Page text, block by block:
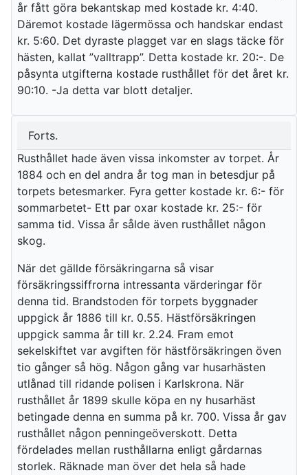
år fått göra bekantskap med kostade kr. 4:40.
Däremot kostade lägermössa och handskar endast
kr. 5:60. Det dyraste plagget var en slags täcke för
hästen, kallat ”valltrapp”. Detta kostade kr. 20:-. De
påsynta utgifterna kostade rusthållet för det året kr.
90:10. -Ja detta var blott detaljer.
Forts.
Rusthållet hade även vissa inkomster av torpet. År
1884 och en del andra år tog man in betesdjur på
torpets betesmarker. Fyra getter kostade kr. 6:- för
sommarbetet- Ett par oxar kostade kr. 25:- för
samma tid. Vissa år sålde även rusthållet någon
skog.
När det gällde försäkringarna så visar
försäkringssiffrorna intressanta värderingar för
denna tid. Brandstoden för torpets byggnader
uppgick år 1886 till kr. 0.55. Hästförsäkringen
uppgick samma år till kr. 2.24. Fram emot
sekelskiftet var avgiften för hästförsäkringen öven
tio gånger så hög. Någon gång var husarhästen
utlånad till ridande polisen i Karlskrona. När
rusthållet år 1899 skulle köpa en ny husarhäst
betingade denna en summa på kr. 700. Vissa år gav
rusthållet någon penningeöverskott. Detta
fördelades mellan rusthållarna enligt gårdarnas
storlek. Räknade man över det hela så hade